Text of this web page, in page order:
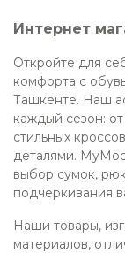
Интернет
Откройте для
комфорта с
Ташкенте. Наш
каждый сезон:
стильных
деталями.
выбор сумок,
подчеркивания
Наши товары,
материалов,